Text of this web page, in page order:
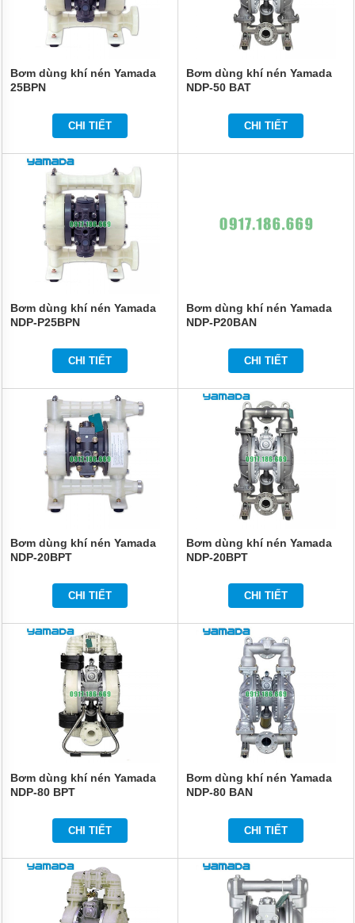
Bơm dùng khí nén Yamada
25BPN
CHI TIẾT
Bơm dùng khí nén Yamada
NDP-50 BAT
CHI TIẾT
Bơm dùng khí nén Yamada
NDP-P25BPN
CHI TIẾT
Bơm dùng khí nén Yamada
NDP-P20BAN
CHI TIẾT
Bơm dùng khí nén Yamada
NDP-20BPT
CHI TIẾT
Bơm dùng khí nén Yamada
NDP-20BPT
CHI TIẾT
Bơm dùng khí nén Yamada
NDP-80 BPT
CHI TIẾT
Bơm dùng khí nén Yamada
NDP-80 BAN
CHI TIẾT